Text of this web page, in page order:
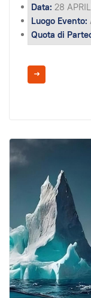
Data: 28
Luogo Evento:
Quota di